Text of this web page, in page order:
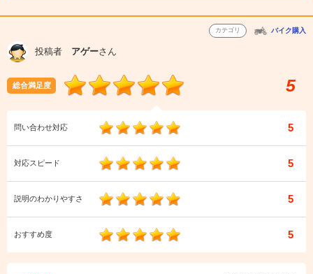
カテゴリ バイク購入
投稿者 アゲーさん
総合満足度 5
問い合わせ対応 5
対応スピード 5
説明のわかりやすさ 5
おすすめ度 5